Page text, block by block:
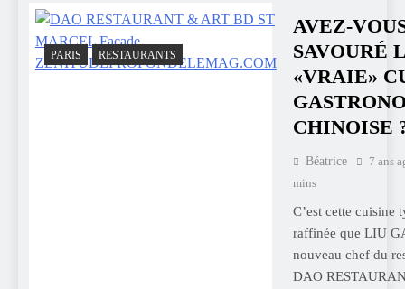
PARIS RESTAURANTS
AVEZ-
SAVOURÉ
«VRAIE»
CHINOISE
Béatrice
7 ans
mins
C’est cette cuisine
raffinée que LIU
nouveau chef du
DAO